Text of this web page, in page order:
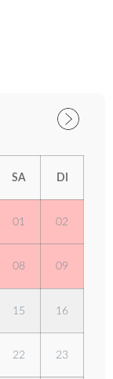
SA DI
01 02
08 09
15 16
22 23